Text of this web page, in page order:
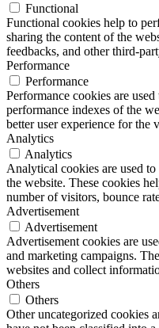
Functional
Functional cookies help to
sharing the content of the
feedbacks, and other third-
Performance
Performance
Performance cookies are
performance indexes of the
better user experience for the
Analytics
Analytics
Analytical cookies are used
the website. These cookies
number of visitors, bounce
Advertisement
Advertisement
Advertisement cookies are
and marketing campaigns.
websites and collect
Others
Others
Other uncategorized cookies